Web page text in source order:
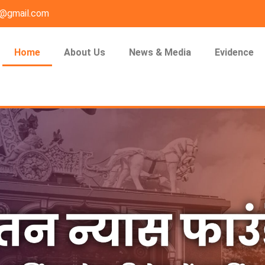
Home About Us News & Media Evidence